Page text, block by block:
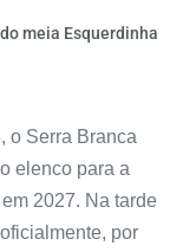
meia Esquerdinha
o Serra Branca
elenco para a
2027. Na tarde
por